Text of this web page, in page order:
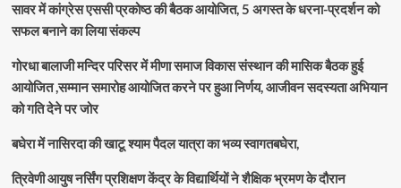
सावर में कांग्रेस एससी प्रकोष्ठ की बैठक आयोजित, 5 अगस्त के धरना-प्रदर्शन को
सफल बनाने का लिया संकल्प
गोरधा बालाजी मन्दिर परिसर में मीणा समाज विकास संस्थान की मासिक बैठक हुई
आयोजित ,सम्मान समारोह आयोजित करने पर हुआ निर्णय, आजीवन सदस्यता अभियान
को गति देने पर जोर
बघेरा में नासिरदा की खाटू श्याम पैदल यात्रा का भव्य स्वागतबघेरा,
त्रिवेणी आयुष नर्सिंग प्रशिक्षण केंद्र के विद्यार्थियों ने शैक्षिक भ्रमण के दौरान